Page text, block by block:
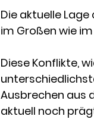
Die aktuelle
im Großen wie
Diese Konflikte,
Ausbrechen aus
aktuell noch